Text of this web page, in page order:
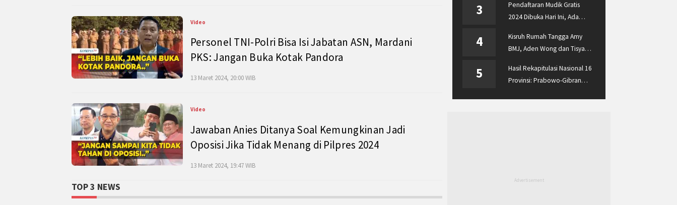
Video
Personel TNI-Polri Bisa Isi Jabatan ASN, Mardani
PKS: Jangan Buka Kotak Pandora
13 Maret 2024, 20:00 WIB
Video
Jawaban Anies Ditanya Soal Kemungkinan Jadi
Oposisi Jika Tidak Menang di Pilpres 2024
13 Maret 2024, 19:47 WIB
TOP 3 NEWS
pip.kemdikbud.go.id
3
Pendaftaran Mudik Gratis
2024 Dibuka Hari Ini, Ada
Jateng dan Dishub Jatim
4
Kisruh Rumah Tangga Amy
BMJ, Aden Wong dan Tisya
Malaysia dan Singapura
5
Hasil Rekapitulasi Nasional 16
Provinsi: Prabowo-Gibran